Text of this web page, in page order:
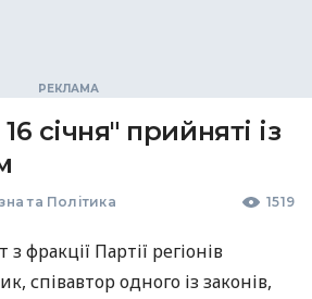
січня" прийняті із
та Політика 1519
фракції Партії регіонів
співавтор одного із законів,